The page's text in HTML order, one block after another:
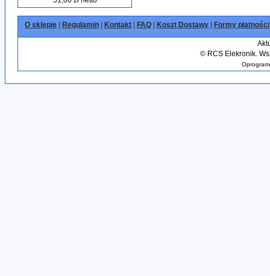
O sklepie Regulamin Kontakt FAQ Koszt Dostawy Formy płatności
©RCS Elekronik.